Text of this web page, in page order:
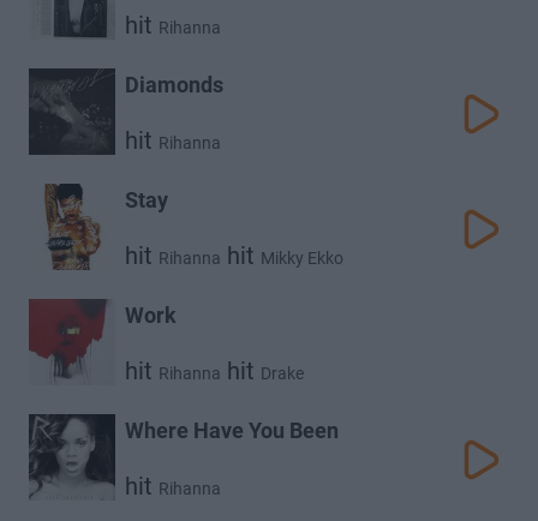
hit Rihanna
Diamonds
hit Rihanna
Stay
hit Rihanna hit Mikky Ekko
Work
hit Rihanna hit Drake
Where Have You Been
hit Rihanna